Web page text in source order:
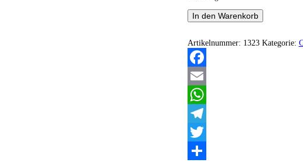
Exile
-
Menge
In den Warenkorb
Artikelnummer: 1323 Kategorie:
Facebook
Email
WhatsApp
Telegram
Twitter